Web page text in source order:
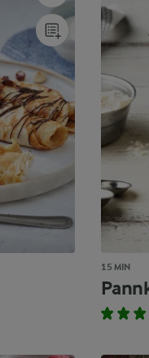
15 MIN